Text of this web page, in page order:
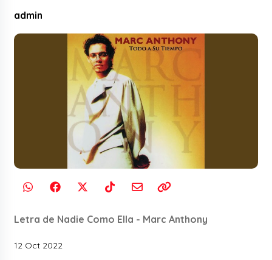
admin
Letra de Nadie Como Ella - Marc Anthony
12 Oct 2022